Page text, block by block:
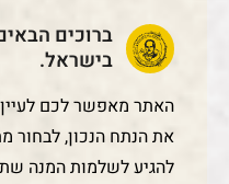
ברוכים
בישראל.
האתר מאפשר לכם לעיין
את הנתח הנכון, לבחור
להגיע לשלמות המנה